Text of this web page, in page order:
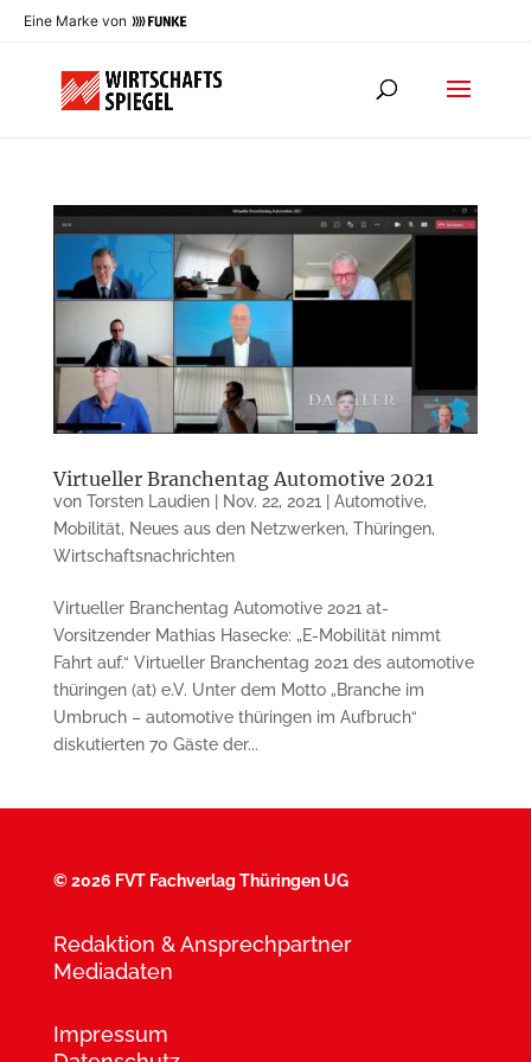
Eine Marke von
Virtueller Branchentag Automotive 2021
von Torsten Laudien| Nov. 22, 2021| Automotive,
Mobilität, Neues aus den Netzwerken, Thüringen,
Wirtschaftsnachrichten
Virtueller Branchentag Automotive 2021 at-
Vorsitzender Mathias Hasecke: „E-Mobilität nimmt
Fahrt auf.“ Virtueller Branchentag 2021 des automotive
thüringen (at) e.V. Unter dem Motto „Branche im
Umbruch – automotive thüringen im Aufbruch“
diskutierten 70 Gäste der...
©2026 FVT Fachverlag Thüringen UG
Redaktion & Ansprechpartner
Mediadaten
Impressum